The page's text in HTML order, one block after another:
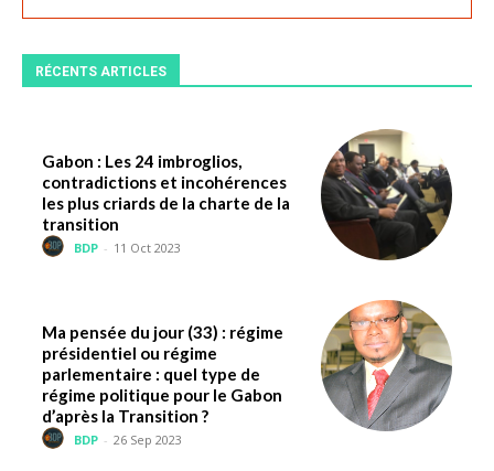
RÉCENTS ARTICLES
Gabon : Les 24 imbroglios,
contradictions et incohérences
les plus criards de la charte de la
transition
BDP - 11 Oct 2023
Ma pensée du jour (33) : régime
présidentiel ou régime
parlementaire : quel type de
régime politique pour le Gabon
d’après la Transition ?
BDP - 26 Sep 2023